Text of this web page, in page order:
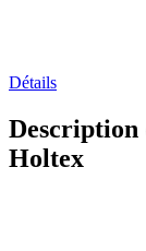
Détails
Description
Holtex